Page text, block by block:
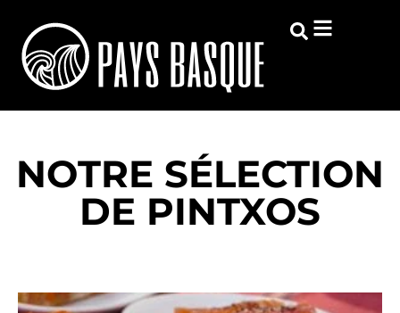
NOTRE SÉLECTION
DE PINTXOS